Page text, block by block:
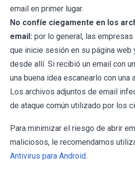
email en primer lugar.
No confíe ciegamente en los
email: por lo general, las
que inicie sesión en su página web
desde allí. Si recibió un email con
una buena idea escanearlo con una
Los archivos adjuntos de email
de ataque común utilizado por los
Para minimizar el riesgo de abrir
maliciosos, le recomendamos
Antivirus para Android.